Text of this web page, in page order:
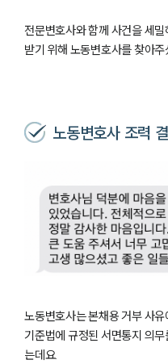
전문변호사와 함께 사건을 세
받기 위해 노동변호사를 찾아주
노동변호사 조력
노동변호사는 본채용 거부 사
기준법에 규정된 서면통지 의
는데요.